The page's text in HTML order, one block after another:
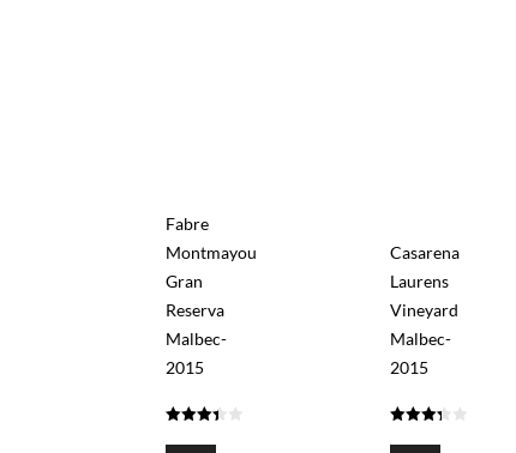
Fabre
Montmayou
Gran
Reserva
Malbec-
2015
Casarena
Laurens
Vineyard
Malbec-
2015